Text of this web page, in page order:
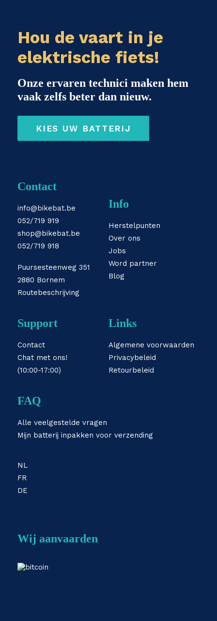
Hou de vaart in je
elektrische fiets!
Onze ervaren technici maken hem
vaak zelfs beter dan nieuw.
KIES UW BATTERIJ
Contact
info@bikebat.be
052/719 919
shop@bikebat.be
052/719 918
Puursesteenweg 351
2880 Bornem
Routebeschrijving
Info
Herstelpunten
Over ons
Jobs
Word partner
Blog
Support
Contact
Chat met ons!
(10:00-17:00)
Links
Algemene voorwaarden
Privacybeleid
Retourbeleid
FAQ
Alle veelgestelde vragen
Mijn batterij inpakken voor verzending
NL
FR
DE
Wij aanvaarden